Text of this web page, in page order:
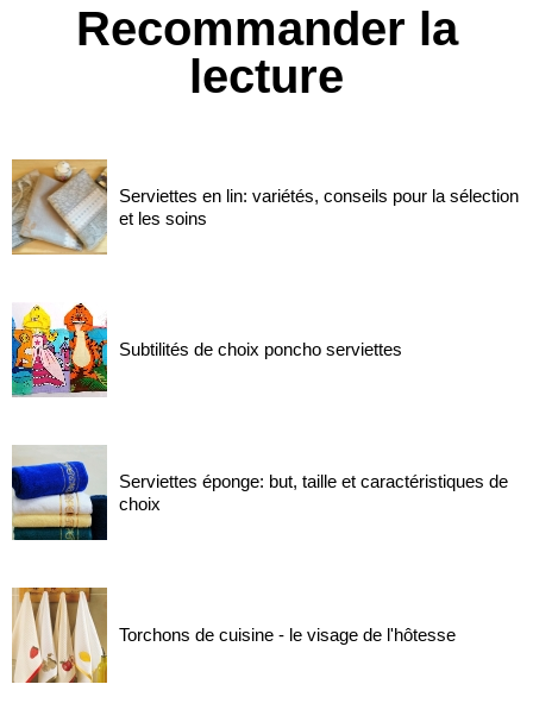
Recommander la
lecture
Serviettes en lin: variétés, conseils pour la sélection
et les soins
Subtilités de choix poncho serviettes
Serviettes éponge: but, taille et caractéristiques de
choix
Torchons de cuisine - le visage de l'hôtesse